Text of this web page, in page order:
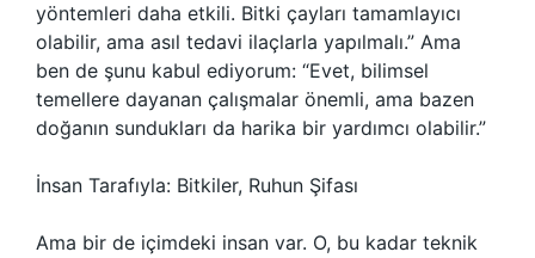
yöntemleri daha etkili. Bitki çayları tamamlayıcı
olabilir, ama asıl tedavi ilaçlarla yapılmalı.” Ama
ben de şunu kabul ediyorum: “Evet, bilimsel
temellere dayanan çalışmalar önemli, ama bazen
doğanın sundukları da harika bir yardımcı olabilir.”
İnsan Tarafıyla: Bitkiler, Ruhun Şifası
Ama bir de içimdeki insan var. O, bu kadar teknik